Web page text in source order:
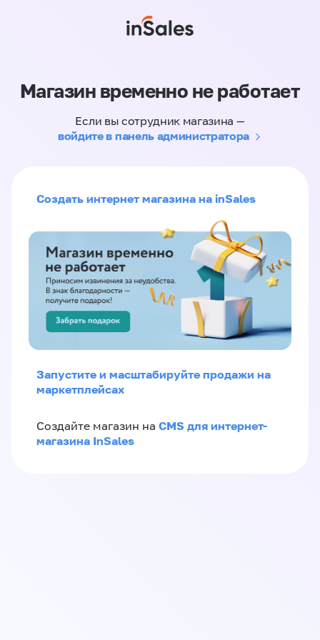
Магазин временно не работает
Если вы сотрудник магазина —
войдите в панель администратора
Создать интернет магазина на inSales
Запустите и масштабируйте продажи на
маркетплейсах
Создайте магазин на CMS для интернет-
магазина InSales